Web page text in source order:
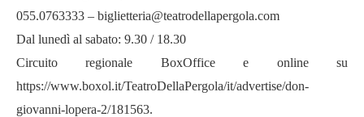
055.0763333 – biglietteria@teatrodellapergola.com
Dal lunedì al sabato: 9.30 / 18.30
Circuito regionale BoxOffice e online su
https://www.boxol.it/TeatroDellaPergola/it/advertise/don-
giovanni-lopera-2/181563.